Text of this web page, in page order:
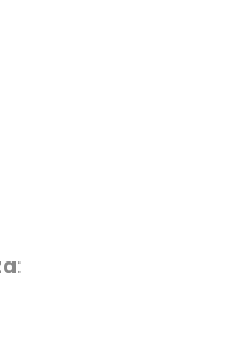
l’altra
la cresta tra rocce
Subito
del monte Gaiana
la valle del Guerna
sullo sfondo il
delimitano una
nel bosco
: